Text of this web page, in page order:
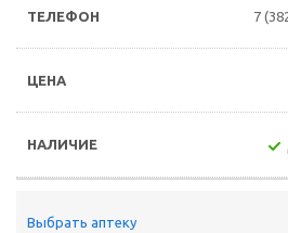
7
Выбрать аптеку